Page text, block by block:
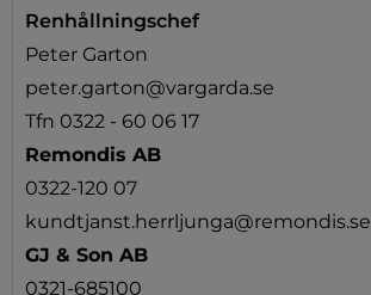
Renhållningschef
Peter Garton
peter.garton@vargarda.se
Tfn 0322 - 60 06 17
Remondis AB
0322-120 07
kundtjanst.herrljunga@remondis.se
GJ & Son AB
0321-685100